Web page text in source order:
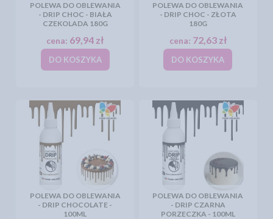
POLEWA DO OBLEWANIA
- DRIP CHOC - BIAŁA
CZEKOLADA 180G
cena: 69,94 zł
DO KOSZYKA
POLEWA DO OBLEWANIA
- DRIP CHOC - ZŁOTA
180G
cena: 72,63 zł
DO KOSZYKA
POLEWA DO OBLEWANIA
- DRIP CHOCOLATE -
100ML
POLEWA DO OBLEWANIA
- DRIP CZARNA
PORZECZKA - 100ML